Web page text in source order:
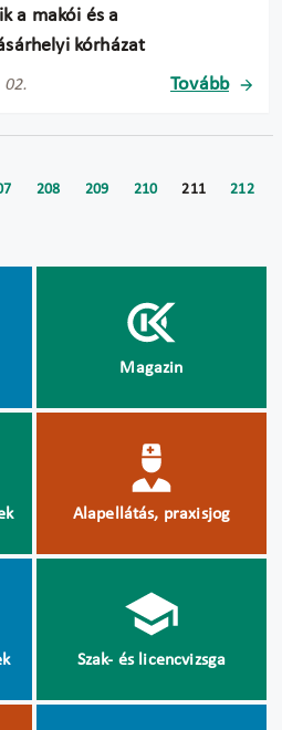
a makói és a
kórházat
02. Tovább
208 209 210 211 212
Magazin
Alapellátás, praxisjog
Szak- és licencvizsga